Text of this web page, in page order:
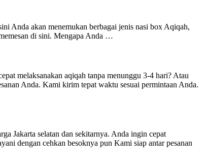
Anda akan menemukan berbagai jenis nasi box Aqiqah,
di sini. Mengapa Anda …
melaksanakan aqiqah tanpa menunggu 3-4 hari? Atau
Anda. Kami kirim tepat waktu sesuai permintaan Anda.
selatan dan sekitarnya. Anda ingin cepat
dengan cehkan besoknya pun Kami siap antar pesanan